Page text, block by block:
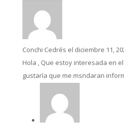
Conchi Cedrés el diciembre 11,
Hola , Que estoy interesada en
gustaría que me msndaran